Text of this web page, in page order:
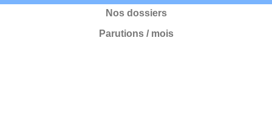
Nos dossiers
Parutions / mois